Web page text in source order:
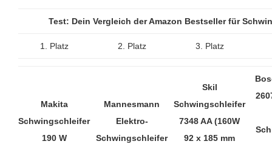
Test: Dein Vergleich der Amazon Bestseller für
1. Platz 2. Platz 3. Platz
Makita
Schwingschleifer
190 W
Mannesmann
Elektro-
Schwingschleifer
Skil
Schwingschleifer
7348 AA (160W
92 x 185 mm